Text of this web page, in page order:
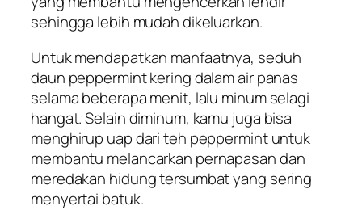
sehingga lebih mudah dikeluarkan.
Untuk mendapatkan manfaatnya, seduh
daun peppermint kering dalam air panas
selama beberapa menit, lalu minum selagi
hangat. Selain diminum, kamu juga bisa
menghirup uap dari teh peppermint untuk
membantu melancarkan pernapasan dan
meredakan hidung tersumbat yang sering
menyertai batuk.